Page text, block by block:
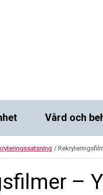
Vård och
/
–